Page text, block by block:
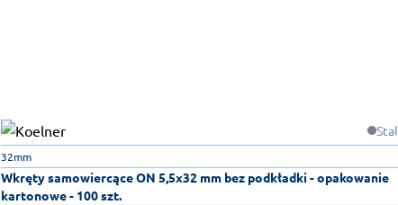
Stal
Wkręty samowiercące ON 5,5x32 mm bez podkładki - opakowanie
kartonowe - 100 szt.
32mm